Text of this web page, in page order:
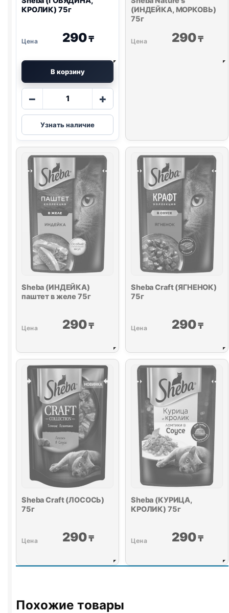
КРОЛИК) 75г
290₸
В корзину
−
Количество
Sheba
(ГОВЯДИНА,
КРОЛИК)
+
Узнать наличие
(ИНДЕЙКА, МОРКОВЬ)
75г
290₸
Sheba (ИНДЕЙКА)
паштет в желе 75г
290₸
Sheba Craft (ЯГНЕНОК)
75г
290₸
Sheba Craft (ЛОСОСЬ)
75г
290₸
Sheba (КУРИЦА,
КРОЛИК) 75г
290₸
Похожие товары